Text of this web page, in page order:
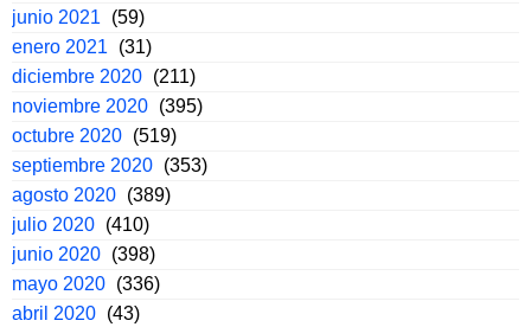
junio 2021
(59)
enero 2021
(31)
diciembre 2020 (211)
noviembre 2020 (395)
octubre 2020 (519)
septiembre 2020 (353)
agosto 2020 (389)
julio 2020 (410)
junio 2020 (398)
mayo 2020 (336)
abril 2020 (43)